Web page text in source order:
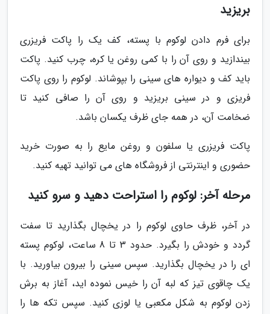
بریزید
برای فرم دادن لوکوم با پسته، کف یک را پاکت فریزری
بیندازید و روی آن را با کمی روغن یا کره، چرب کنید. پاکت
باید کف و دیواره های سینی را بپوشاند. لوکوم را روی پاکت
فریزی و در سینی بریزید و روی آن را صافی کنید تا
ضخامت آن، در همه جای ظرف یکسان باشد.
پاکت فریزری یا سلفون و روغن مایع را به صورت خرید
حضوری و اینترنتی از فروشگاه های می توانید تهیه کنید.
مرحله آخر: لوکوم را استراحت دهید و سرو کنید
در آخر، ظرف حاوی لوکوم را در یخچال بگذارید تا سفت
گردد و خودش را بگیرد. حدود 3 تا 8 ساعت، لوکوم پسته
ای را در یخچال بگذارید. سپس سینی را بیرون بیاورید. با
یک چاقوی تیز که لبه آن را خیس نموده اید، آغاز به برش
زدن لوکوم به شکل مکعبی یا لوزی کنید. سپس تکه ها را